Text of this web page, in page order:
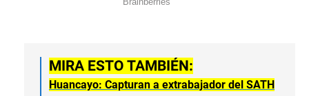
MIRA ESTO TAMBIÉN:
Huancayo: Capturan a extrabajador del SATH